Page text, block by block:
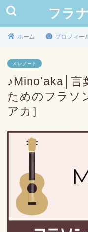
フラ
ホーム プロフィー
メレノート
♪Minoʻaka│
ためのフラソ
アカ］